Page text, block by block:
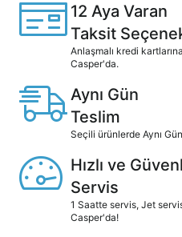
12 Aya Varan
Taksit
Anlaşmalı kredi
Casper'da.
Aynı Gün
Teslim
Seçili ürünlerde Aynı
Hızlı ve
Servis
1 Saatte servis, Jet
Casper'da!